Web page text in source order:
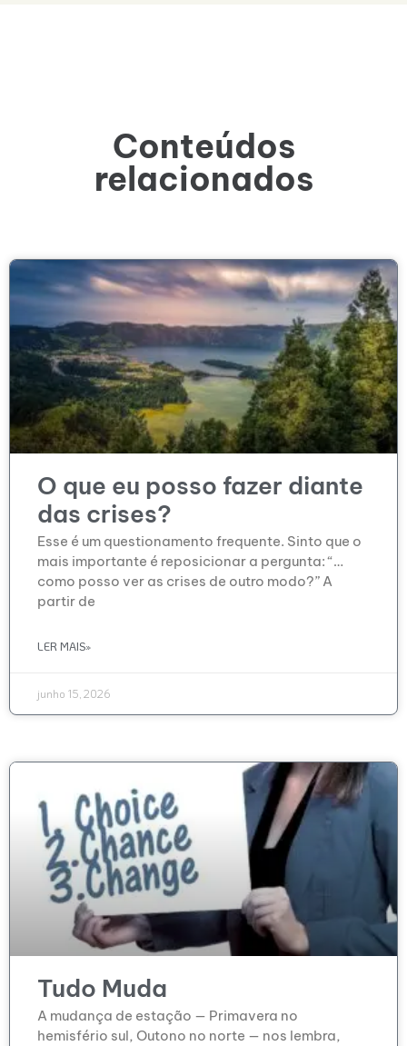
Conteúdos
relacionados
O que eu posso fazer diante
das crises?
Esse é um questionamento frequente. Sinto que o
mais importante é reposicionar a pergunta: “…
como posso ver as crises de outro modo?” A
partir de
LER MAIS»
junho 15, 2026
Tudo Muda
A mudança de estação — Primavera no
hemisfério sul, Outono no norte — nos lembra,